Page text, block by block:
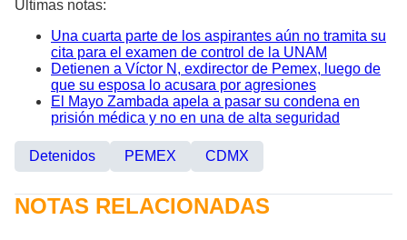
Últimas notas:
Una cuarta parte de los aspirantes aún no tramita su
cita para el examen de control de la UNAM
Detienen a Víctor N, exdirector de Pemex, luego de
que su esposa lo acusara por agresiones
El Mayo Zambada apela a pasar su condena en
prisión médica y no en una de alta seguridad
Detenidos PEMEX CDMX
NOTAS RELACIONADAS